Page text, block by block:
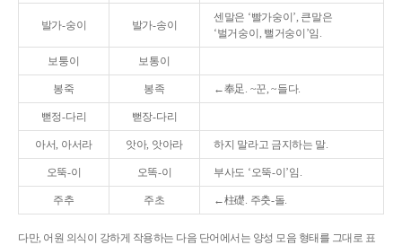
발가-숭이 발가-송이
센말은 ‘빨가숭이’, 큰말은
‘벌거숭이, 뻘거숭이’임.
보퉁이 보통이
봉죽 봉족 ←奉足. ~꾼, ~들다.
뻗정-다리 뻗장-다리
아서, 아서라 앗아, 앗아라 하지 말라고 금지하는 말.
오뚝-이 오똑-이 부사도 ‘오뚝-이’임.
주추 주초 ←柱礎. 주춧-돌.
다만, 어원 의식이 강하게 작용하는 다음 단어에서는 양성 모음 형태를 그대로 표